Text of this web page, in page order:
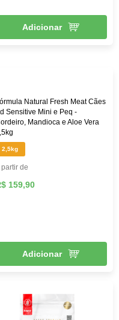
Adicionar
Natural Fresh Meat Cães
Sensitive Mini e Peq -
Mandioca e Aloe Vera
2,5kg
partir de
159,90
Adicionar